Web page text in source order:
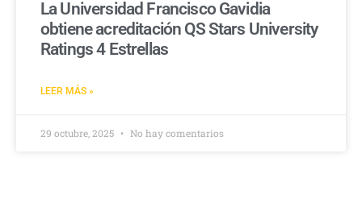
La Universidad Francisco Gavidia
obtiene acreditación QS Stars University
Ratings 4 Estrellas
LEER MÁS »
29 octubre, 2025 No hay comentarios